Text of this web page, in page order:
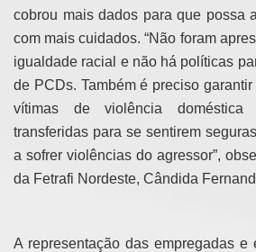
cobrou mais dados para que possa
com mais cuidados. “Não foram
igualdade racial e não há políticas
de PCDs. Também é preciso
vítimas de violência
transferidas para se sentirem
a sofrer violências do agressor”,
da Fetrafi Nordeste, Cândida
A representação das empregadas e